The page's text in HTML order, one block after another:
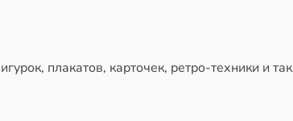
плакатов, карточек, ретро-техники и так